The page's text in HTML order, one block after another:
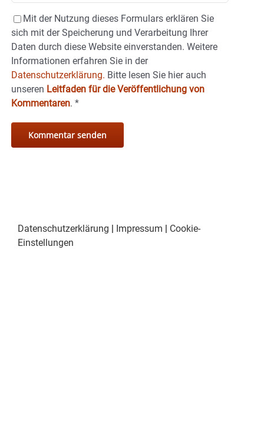
Mit der Nutzung dieses Formulars erklären Sie
sich mit der Speicherung und Verarbeitung Ihrer
Daten durch diese Website einverstanden. Weitere
Informationen erfahren Sie in der
Datenschutzerklärung. Bitte lesen Sie hier auch
unseren Leitfaden für die Veröffentlichung von
Kommentaren. *
Datenschutzerklärung | Impressum | Cookie-
Einstellungen